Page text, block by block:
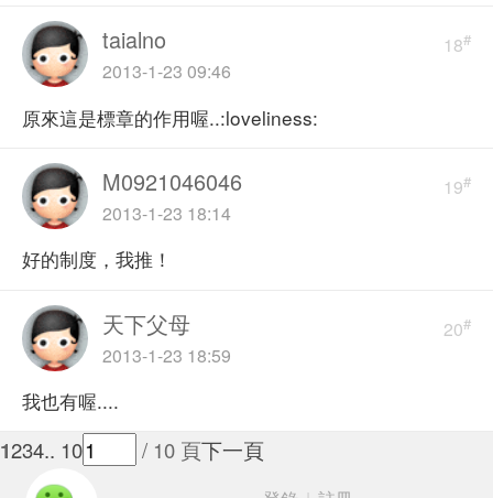
18#
taialno
2013-1-23 09:46
原來這是標章的作用喔..:loveliness:
19#
M0921046046
2013-1-23 18:14
好的制度，我推！
20#
天下父母
2013-1-23 18:59
我也有喔....
1234.. 10 / 10 頁下一頁